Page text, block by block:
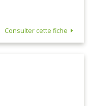
Consulter cette fiche